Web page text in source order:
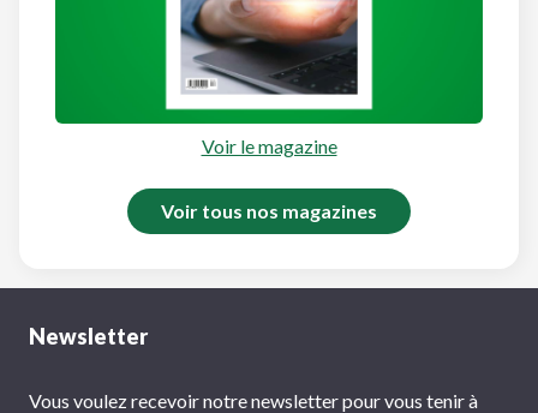
Voir le magazine
Voir tous nos magazines
Newsletter
Vous voulez recevoir notre newsletter pour vous tenir à